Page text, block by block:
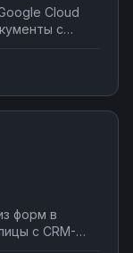
Cloud
с
без
форм в
с CRM-